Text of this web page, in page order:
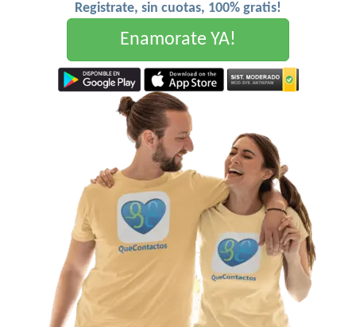
Registrate, sin cuotas, 100% gratis!
Enamorate YA!